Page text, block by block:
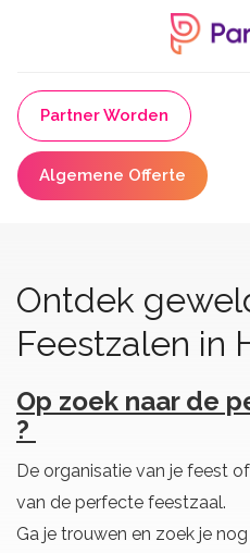
Partner Worden
Algemene Offerte
Ontdek
Feestzalen in
Op zoek naar de
?
De organisatie van je feest
van de perfecte feestzaal.
Ga je trouwen en zoek je nog